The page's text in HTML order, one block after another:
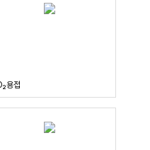
용접